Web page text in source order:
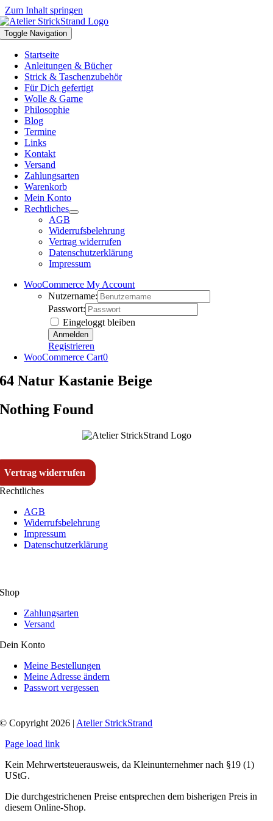
Zum Inhalt springen
Toggle Navigation
Startseite
Anleitungen & Bücher
Strick & Taschenzubehör
Für Dich gefertigt
Wolle & Garne
Philosophie
Blog
Termine
Links
Kontakt
Versand
Zahlungsarten
Warenkorb
Mein Konto
Rechtliches
AGB
Widerrufsbelehrung
Vertrag widerrufen
Datenschutzerklärung
Impressum
WooCommerce My Account
Nutzername:
Passwort:
Eingeloggt bleiben
Registrieren
WooCommerce Cart0
64 Natur Kastanie Beige
Nothing Found
Vertrag widerrufen
Rechtliches
AGB
Widerrufsbelehrung
Impressum
Datenschutzerklärung
Shop
Zahlungsarten
Versand
Dein Konto
Meine Bestellungen
Meine Adresse ändern
Passwort vergessen
© Copyright 2026 | Atelier StrickStrand
Page load link
Kein Mehrwertsteuerausweis, da Kleinunternehmer nach §19 (1)
UStG.
Die durchgestrichenen Preise entsprechen dem bisherigen Preis in
diesem Online-Shop.